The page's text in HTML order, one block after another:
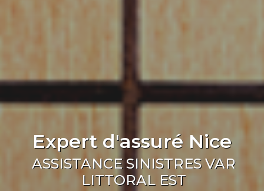
Expert d'assuré Nice
ASSISTANCE SINISTRES VAR
LITTORAL EST